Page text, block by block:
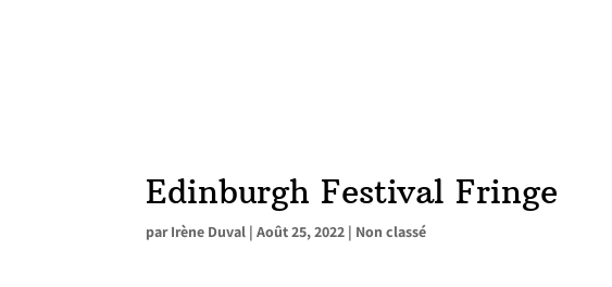
Edinburgh Festival Fringe
parIrène Duval |Août 25, 2022 | Non classé